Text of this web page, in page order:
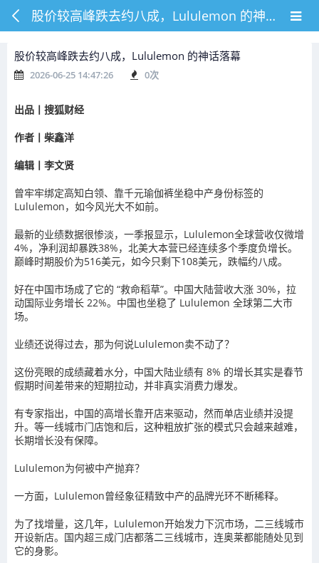
股价较高峰跌去约八成，Lululemon 的神话落幕
股价较高峰跌去约八成，Lululemon 的神话落幕
2026-06-25 14:47:26 0次
出品丨搜狐财经
作者丨柴鑫洋
编辑丨李文贤
曾牢牢绑定高知白领、靠千元瑜伽裤坐稳中产身份标签的
Lululemon，如今风光大不如前。
最新的业绩数据很惨淡，一季报显示，Lululemon全球营收仅微增
4%，净利润却暴跌38%，北美大本营已经连续多个季度负增长。
巅峰时期股价为516美元，如今只剩下108美元，跌幅约八成。
好在中国市场成了它的 “救命稻草”。中国大陆营收大涨 30%，拉
动国际业务增长 22%。中国也坐稳了 Lululemon 全球第二大市
场。
业绩还说得过去，那为何说Lululemon卖不动了？
这份亮眼的成绩藏着水分，中国大陆业绩有 8% 的增长其实是春节
假期时间差带来的短期拉动，并非真实消费力爆发。
有专家指出，中国的高增长靠开店来驱动，然而单店业绩并没提
升。等一线城市门店饱和后，这种粗放扩张的模式只会越来越难，
长期增长没有保障。
Lululemon为何被中产抛弃？
一方面，Lululemon曾经象征精致中产的品牌光环不断稀释。
为了找增量，这几年，Lululemon开始发力下沉市场，二三线城市
开设新店。国内超三成门店都落二三线城市，连奥莱都能随处见到
它的身影。